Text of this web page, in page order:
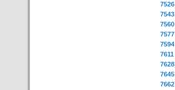
7526
7543
7560
7577
7594
7611
7628
7645
7662